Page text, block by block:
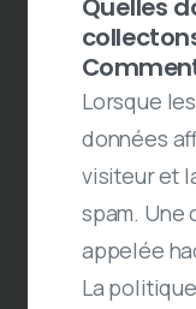
Quelles
Lorsque
données
visiteur et
spam. Une
appelée
La